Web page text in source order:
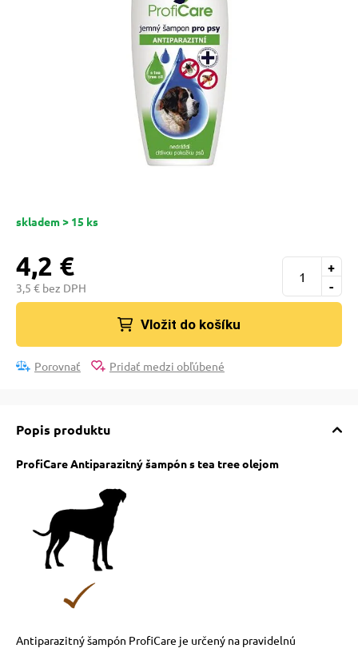
mačky
poukazy
skladem > 15 ks
4,2 €
3,5 € bez DPH -
+
Vložit do košíku
Porovnať Pridať medzi obľúbené
Popis produktu
ProfiCare Antiparazitný šampón s tea tree olejom
Antiparazitný šampón ProfiCare je určený na pravidelnú